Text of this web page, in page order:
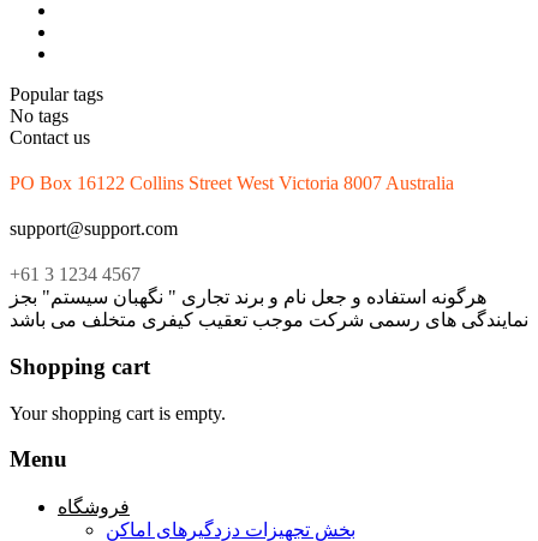
Popular tags
No tags
Contact us
PO Box 16122 Collins Street West Victoria 8007 Australia
support@support.com
+61 3 1234 4567
هرگونه استفاده و جعل نام و برند تجاری " نگهبان سیستم" بجز
نمایندگی های رسمی شرکت موجب تعقیب کیفری متخلف می باشد
Shopping cart
Your shopping cart is empty.
Menu
فروشگاه
بخش تجهیزات دزدگیرهای اماکن